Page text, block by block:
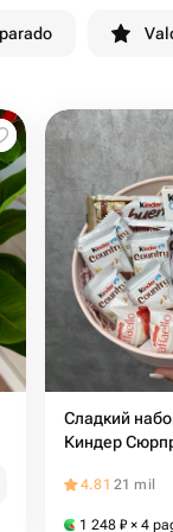
Сладкий
Киндер
🌸️4.81 21 mil
1 248 ₽ × 4